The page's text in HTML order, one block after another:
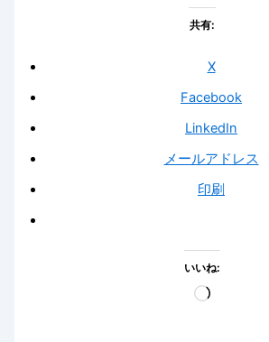
共有:
X
Facebook
LinkedIn
メールアドレス
印刷
いいね:
読